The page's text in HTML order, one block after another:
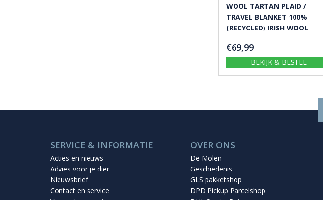
WOOL TARTAN PLAID /
TRAVEL BLANKET 100%
(RECYCLED) IRISH WOOL
€69,99
BEKIJK & BESTEL
SERVICE & INFORMATIE
Acties en nieuws
Advies voor je dier
Nieuwsbrief
Contact en service
OVER ONS
De Molen
Geschiedenis
GLS pakketshop
DPD Pickup Parcelshop